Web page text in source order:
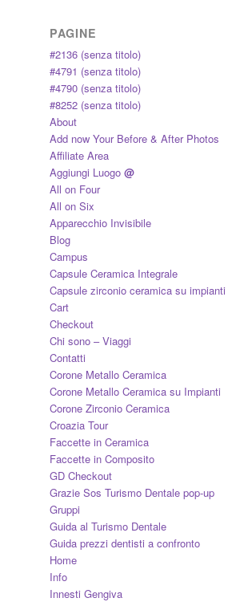
PAGINE
#2136 (senza titolo)
#4791 (senza titolo)
#4790 (senza titolo)
#8252 (senza titolo)
About
Add now Your Before & After Photos
Affiliate Area
Aggiungi Luogo @
All on Four
All on Six
Apparecchio Invisibile
Blog
Campus
Capsule Ceramica Integrale
Capsule zirconio ceramica su impianti
Cart
Checkout
Chi sono – Viaggi
Contatti
Corone Metallo Ceramica
Corone Metallo Ceramica su Impianti
Corone Zirconio Ceramica
Croazia Tour
Faccette in Ceramica
Faccette in Composito
GD Checkout
Grazie Sos Turismo Dentale pop-up
Gruppi
Guida al Turismo Dentale
Guida prezzi dentisti a confronto
Home
Info
Innesti Gengiva